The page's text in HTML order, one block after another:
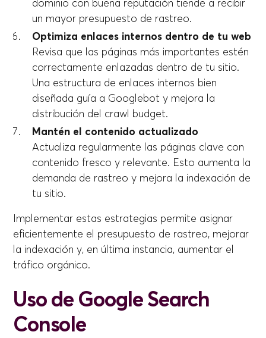
dominio con buena reputación tiende a recibir
un mayor presupuesto de rastreo.
Optimiza enlaces internos dentro de tu web
Revisa que las páginas más importantes estén
correctamente enlazadas dentro de tu sitio.
Una estructura de enlaces internos bien
diseñada guía a Googlebot y mejora la
distribución del crawl budget.
Mantén el contenido actualizado
Actualiza regularmente las páginas clave con
contenido fresco y relevante. Esto aumenta la
demanda de rastreo y mejora la indexación de
tu sitio.
Implementar estas estrategias permite asignar
eficientemente el presupuesto de rastreo, mejorar
la indexación y, en última instancia, aumentar el
tráfico orgánico.
Uso de Google Search
Console